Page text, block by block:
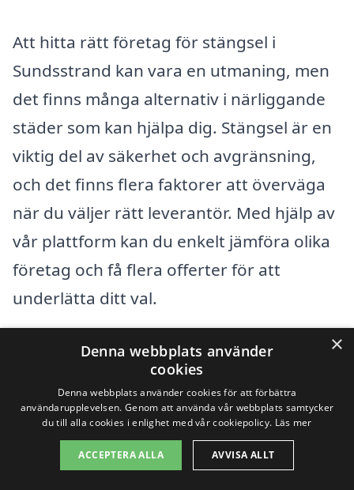
Att hitta rätt företag för stängsel i
Sundsstrand kan vara en utmaning, men
det finns många alternativ i närliggande
städer som kan hjälpa dig. Stängsel är en
viktig del av säkerhet och avgränsning,
och det finns flera faktorer att överväga
när du väljer rätt leverantör. Med hjälp av
vår plattform kan du enkelt jämföra olika
företag och få flera offerter för att
underlätta ditt val.
När du söker efter stängsel i Sundsstrand,
överväg att utforska tjänster i dessa
närliggande städer:
Bohus
×
Denna webbplats använder
cookies
Denna webbplats använder cookies för att förbättra
användarupplevelsen. Genom att använda vår webbplats samtycker
du till alla cookies i enlighet med vår cookiepolicy. Läs mer
ACCEPTERA ALLA AVVISA ALLT